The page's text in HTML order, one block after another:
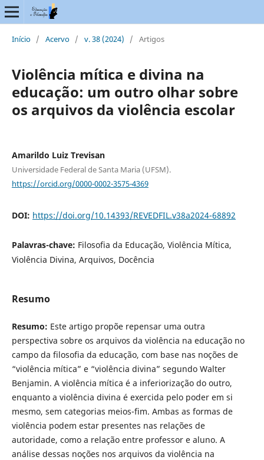
Início / Acervo / v. 38 (2024) / Artigos
Violência mítica e divina na
educação: um outro olhar sobre
os arquivos da violência escolar
Amarildo Luiz Trevisan
Universidade Federal de Santa Maria (UFSM).
https://orcid.org/0000-0002-3575-4369
DOI: https://doi.org/10.14393/REVEDFIL.v38a2024-68892
Palavras-chave: Filosofia da Educação, Violência Mítica,
Violência Divina, Arquivos, Docência
Resumo
Resumo: Este artigo propõe repensar uma outra
perspectiva sobre os arquivos da violência na educação no
campo da filosofia da educação, com base nas noções de
“violência mítica” e “violência divina” segundo Walter
Benjamin. A violência mítica é a inferiorização do outro,
enquanto a violência divina é exercida pelo poder em si
mesmo, sem categorias meios-fim. Ambas as formas de
violência podem estar presentes nas relações de
autoridade, como a relação entre professor e aluno. A
análise dessas noções nos arquivos da violência na